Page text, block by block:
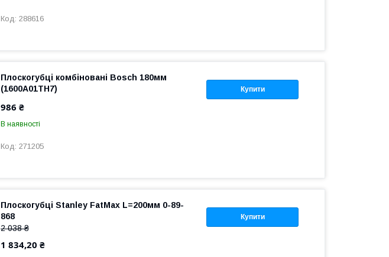
288616
Купити
Плоскогубці комбіновані Bosch 180мм
(1600A01TH7)
986 ₴
В наявності
271205
Купити
Плоскогубці Stanley FatMax L=200мм 0-89-
868
2 038 ₴
1 834,20 ₴